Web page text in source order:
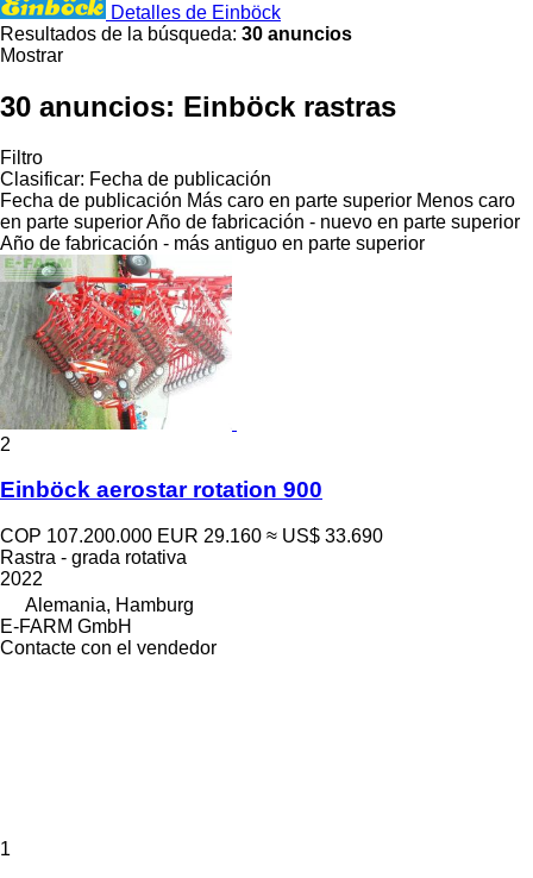
Detalles de Einböck
Resultados de la búsqueda: 30 anuncios
Mostrar
30 anuncios: Einböck rastras
Filtro
Clasificar: Fecha de publicación
Fecha de publicación Más caro en parte superior Menos caro
en parte superiorAño de fabricación - nuevo en parte superior
Año de fabricación - más antiguo en parte superior
2
Einböck aerostar rotation 900
COP 107.200.000 EUR 29.160 ≈ US$ 33.690
Rastra - grada rotativa
2022
Alemania, Hamburg
E-FARM GmbH
Contacte con el vendedor
1